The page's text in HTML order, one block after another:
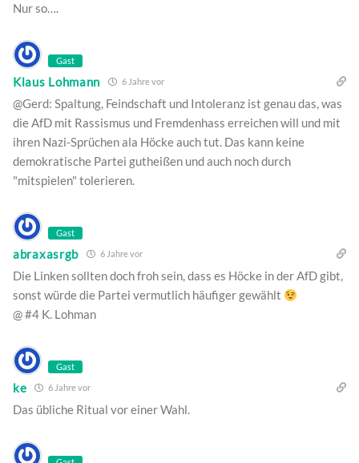
Nur so….
Gast
Klaus Lohmann 6 Jahre vor
@Gerd: Spaltung, Feindschaft und Intoleranz ist genau das, was
die AfD mit Rassismus und Fremdenhass erreichen will und mit
ihren Nazi-Sprüchen ala Höcke auch tut. Das kann keine
demokratische Partei gutheißen und auch noch durch
"mitspielen" tolerieren.
Gast
abraxasrgb 6 Jahre vor
Die Linken sollten doch froh sein, dass es Höcke in der AfD gibt,
sonst würde die Partei vermutlich häufiger gewählt
@ #4 K. Lohman
Gast
ke 6 Jahre vor
Das übliche Ritual vor einer Wahl.